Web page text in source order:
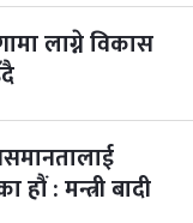
लाग्ने विकास
हौं : मन्त्री बादी